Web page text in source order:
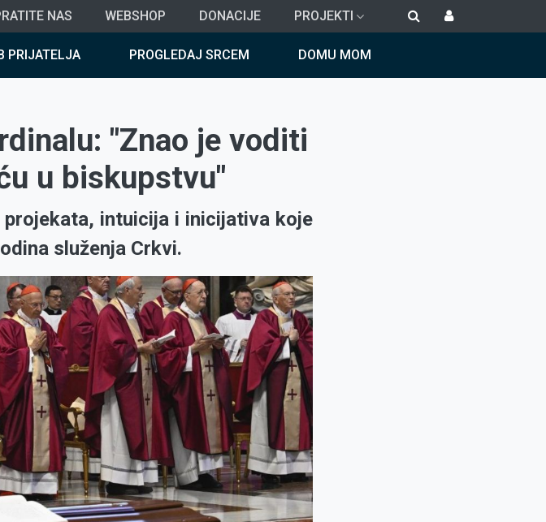
NAS WEBSHOP DONACIJE PROJEKTI
PRIJATELJA PROGLEDAJ SRCEM DOMU MOM
"Znao je voditi
u biskupstvu"
projekata, intuicija i inicijativa koje
služenja Crkvi.